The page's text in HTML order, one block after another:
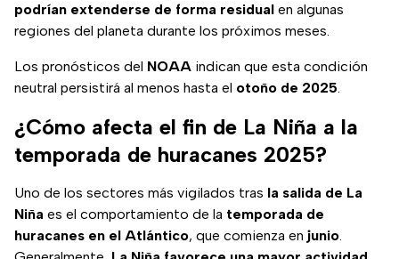
podrían extenderse de forma residual en algunas
regiones del planeta durante los próximos meses.
Los pronósticos del NOAA indican que esta condición
neutral persistirá al menos hasta el otoño de 2025.
¿Cómo afecta el fin de La Niña a la
temporada de huracanes 2025?
Uno de los sectores más vigilados tras la salida de La
Niña es el comportamiento de la temporada de
huracanes en el Atlántico, que comienza en junio.